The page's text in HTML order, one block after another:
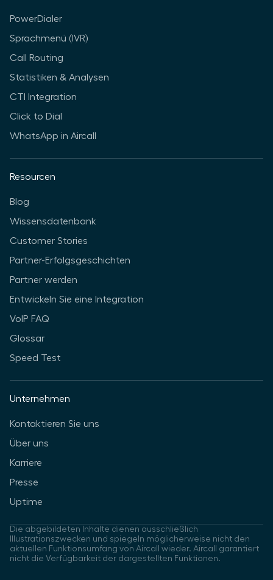
PowerDialer
Sprachmenü (IVR)
Call Routing
Statistiken & Analysen
CTI Integration
Click to Dial
WhatsApp in Aircall
Resourcen
Blog
Wissensdatenbank
Customer Stories
Partner-Erfolgsgeschichten
Partner werden
Entwickeln Sie eine Integration
VoIP FAQ
Glossar
Speed Test
Unternehmen
Kontaktieren Sie uns
Über uns
Karriere
Presse
Uptime
Die abgebildeten Inhalte dienen ausschließlich
Illustrationszwecken und spiegeln möglicherweise nicht den
aktuellen Funktionsumfang von Aircall wieder. Aircall garantiert
nicht die Verfügbarkeit der dargestellten Funktionen.